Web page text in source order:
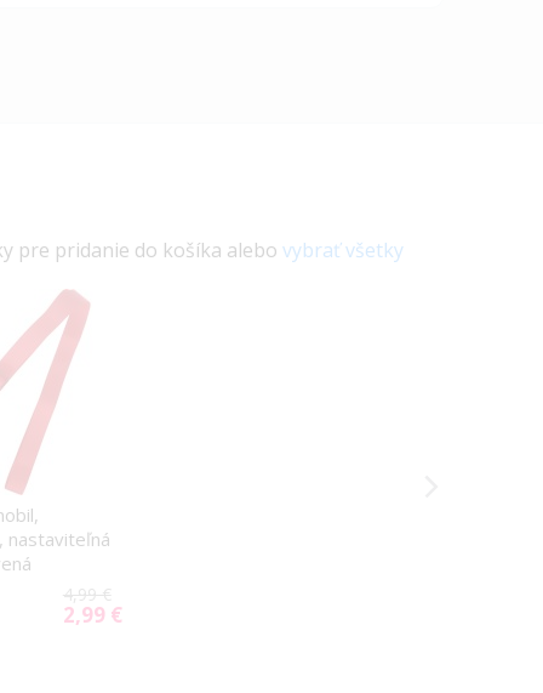
pre pridanie do košíka alebo vybrať všetky
nastaviteľná
4,99 €
Special
2,99 €